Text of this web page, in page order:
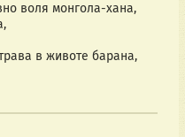
воля монгола-хана,
в животе барана,